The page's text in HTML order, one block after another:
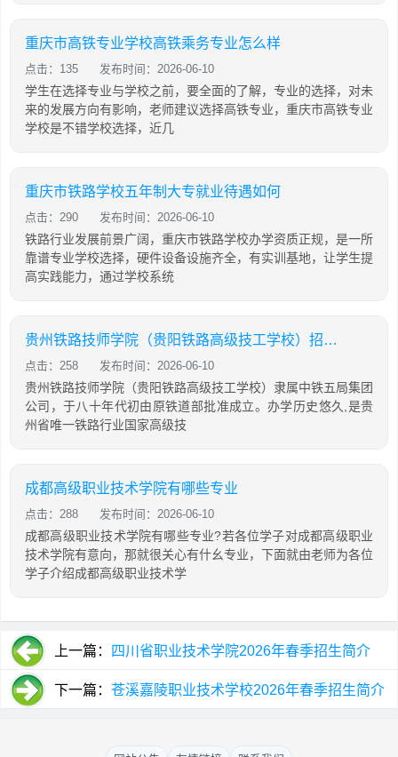
重庆市高铁专业学校高铁乘务专业怎么样
点击：135 发布时间：2026-06-10
学生在选择专业与学校之前，要全面的了解，专业的选择，对未
来的发展方向有影响，老师建议选择高铁专业，重庆市高铁专业
学校是不错学校选择，近几
重庆市铁路学校五年制大专就业待遇如何
点击：290 发布时间：2026-06-10
铁路行业发展前景广阔，重庆市铁路学校办学资质正规，是一所
靠谱专业学校选择，硬件设备设施齐全，有实训基地，让学生提
高实践能力，通过学校系统
贵州铁路技师学院（贵阳铁路高级技工学校）招生简章
点击：258 发布时间：2026-06-10
贵州铁路技师学院（贵阳铁路高级技工学校）隶属中铁五局集团
公司，于八十年代初由原铁道部批准成立。办学历史悠久,是贵
州省唯一铁路行业国家高级技
成都高级职业技术学院有哪些专业
点击：288 发布时间：2026-06-10
成都高级职业技术学院有哪些专业?若各位学子对成都高级职业
技术学院有意向，那就很关心有什幺专业，下面就由老师为各位
学子介绍成都高级职业技术学
上一篇： 四川省职业技术学院2026年春季招生简介
下一篇： 苍溪嘉陵职业技术学校2026年春季招生简介